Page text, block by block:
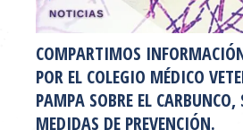
COMPARTIMOS
POR EL COLEGIO MÉDICO
PAMPA SOBRE EL
MEDIDAS DE PREVENCIÓN.